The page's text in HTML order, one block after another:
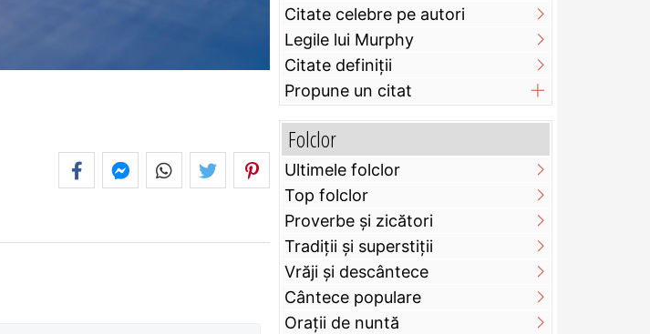
Citate celebre pe autori
Legile lui Murphy
Citate definiţii
Propune un citat
Folclor
Ultimele folclor
Top folclor
Proverbe și zicători
Tradiții și superstiții
Vrăji și descântece
Cântece populare
Orații de nuntă